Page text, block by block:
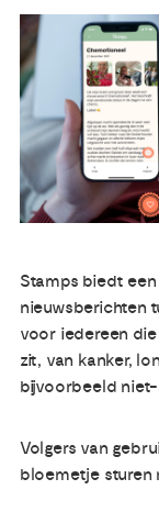
Over ons
Contact
Stamps biedt
nieuwsberichten
voor iedereen
zit, van kanker,
bijvoorbeeld
Volgers van
bloemetje sturen